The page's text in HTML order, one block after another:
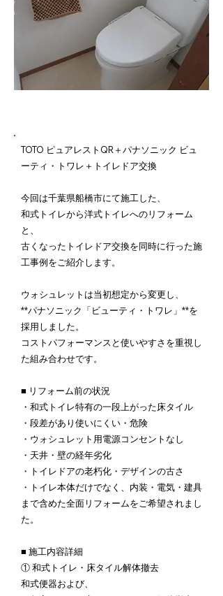
TOTO ピュアレストQR＋パナソニック ビュ
ーティ・トワレ＋トイレドア交換
今回は千葉県船橋市にて施工した、
和式トイレから洋式トイレへのリフォーム
と、
古くなったトイレドア交換を同時に行った施
工事例をご紹介します。
ウォシュレットは当初想定から変更し、
**パナソニック「ビューティ・トワレ」**を
採用しました。
コストパフォーマンスと使いやすさを重視し
た組み合わせです。
■ リフォーム前の状況
・和式トイレ特有の一段上がった床タイル
・段差があり使いにくい・危険
・ウォシュレット用電源コンセントなし
・天井・壁の経年劣化
・トイレドアの老朽化・デザインの古さ
・トイレ本体だけでなく、内装・電気・建具
まで含めた全面リフォームをご希望されまし
た。
■ 施工内容詳細
① 和式トイレ・床タイル解体撤去
和式便器および、